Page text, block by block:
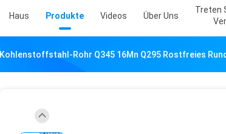
Haus Produkte Videos Über Uns
Treten
Kohlenstoffstahl-Rohr Q345 16Mn Q295 Rostfreies